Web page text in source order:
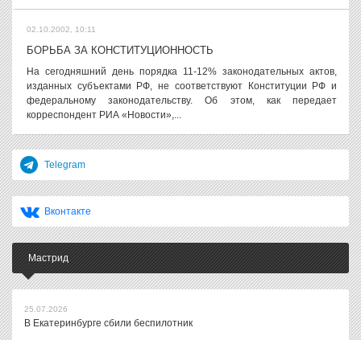
02.10.2002, 10:11
БОРЬБА ЗА КОНСТИТУЦИОННОСТЬ
На сегодняшний день порядка 11-12% законодательных актов,
изданных субъектами РФ, не соответствуют Конституции РФ и
федеральному законодательству. Об этом, как передает
корреспондент РИА «Новости»,...
Telegram
Вконтакте
Мастрид
25.07.2026
В Екатеринбурге сбили беспилотник